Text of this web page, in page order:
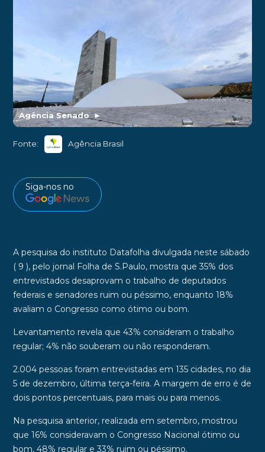
Agência Senado►
Fonte: Agência Brasil
Siga-nos no
A pesquisa do instituto Datafolha divulgada neste sábado
( 9 ), pelo jornal Folha de S.Paulo, mostra que 35% dos
entrevistados desaprovam o trabalho de deputados
federais e senadores ruim ou péssimo, enquanto 18%
avaliam o Congresso como ótimo ou bom.
Levantamento revela que 43% consideram o trabalho
regular; 4% não souberam ou não responderam.
2.004 pessoas foram entrevistadas em 135 cidades, no dia
5 de dezembro, última terça-feira. A margem de erro é de
dois pontos percentuais, para mais ou para menos.
Na pesquisa anterior, realizada em setembro, mostrou
que 16% consideravam o Congresso Nacional ótimo ou
bom, 48% regular e 33% ruim ou péssimo.